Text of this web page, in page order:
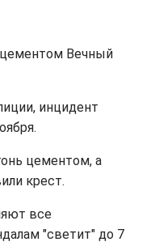
Вечный
инцидент
цементом, а
крест.
все
"светит" до 7